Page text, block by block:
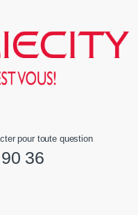
pour toute question
36